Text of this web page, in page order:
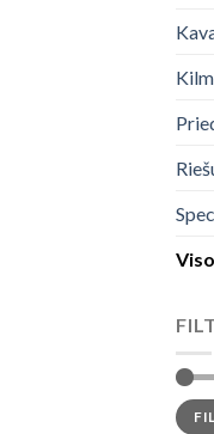
Min
kaina
Maks
kaina